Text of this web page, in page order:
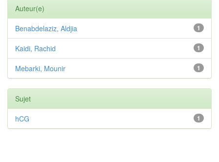
Auteur(e)
1
Benabdelaziz, Aldjia
1
Kaidi, Rachid
1
Mebarki, Mounir
Sujet
1
hCG